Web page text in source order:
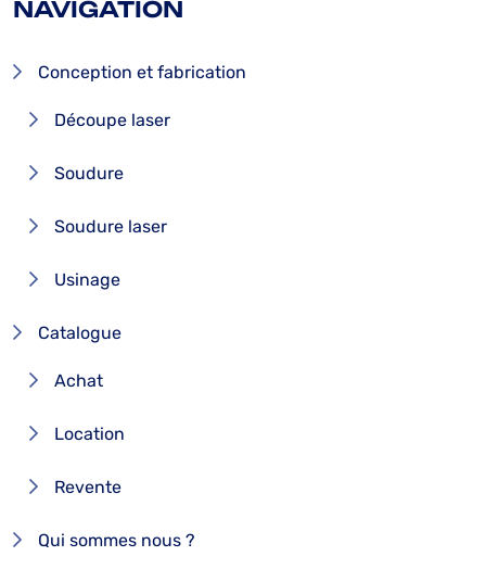
NAVIGATION
Conception et fabrication
Découpe laser
Soudure
Soudure laser
Usinage
Catalogue
Achat
Location
Revente
Qui sommes nous ?